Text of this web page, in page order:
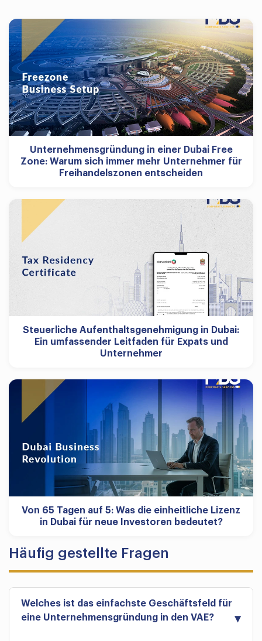
Unternehmensgründung in einer Dubai Free
Zone: Warum sich immer mehr Unternehmer für
Freihandelszonen entscheiden
Steuerliche Aufenthaltsgenehmigung in Dubai:
Ein umfassender Leitfaden für Expats und
Unternehmer
Von 65 Tagen auf 5: Was die einheitliche Lizenz
in Dubai für neue Investoren bedeutet?
Häufig gestellte Fragen
Welches ist das einfachste Geschäftsfeld für
eine Unternehmensgründung in den VAE?